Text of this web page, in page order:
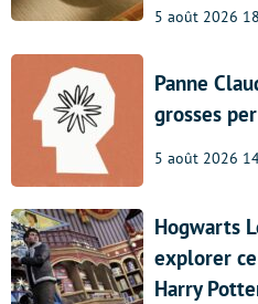
5 août 2026
Panne
grosses
5 août 2026
Hogwarts
explorer
Harry